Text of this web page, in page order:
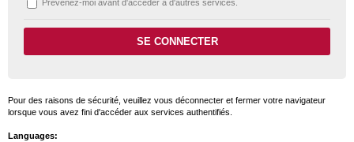
Prévenez-moi avant d'accéder à d'autres services.
Pour des raisons de sécurité, veuillez vous déconnecter et fermer votre navigateur
lorsque vous avez fini d'accéder aux services authentifiés.
Languages: